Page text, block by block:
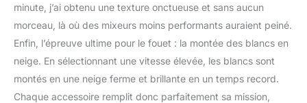
minute, j’ai obtenu une texture onctueuse et sans aucun
morceau, là où des mixeurs moins performants auraient peiné.
Enfin, l’épreuve ultime pour le fouet : la montée des blancs en
neige. En sélectionnant une vitesse élevée, les blancs sont
montés en une neige ferme et brillante en un temps record.
Chaque accessoire remplit donc parfaitement sa mission,